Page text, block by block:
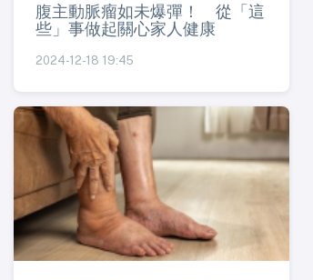
腹主動脈瘤如未爆彈！ 從「這
些」事做起關心家人健康
2024-12-18 19:45